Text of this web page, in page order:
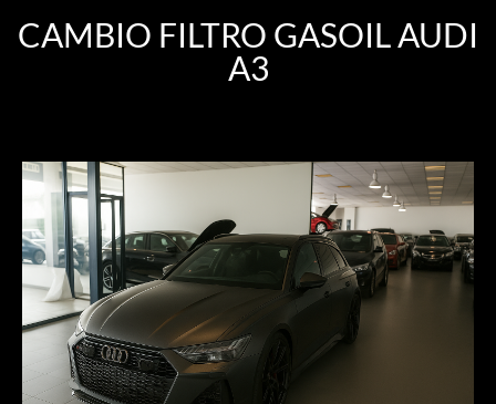
CAMBIO FILTRO GASOIL AUDI
A3